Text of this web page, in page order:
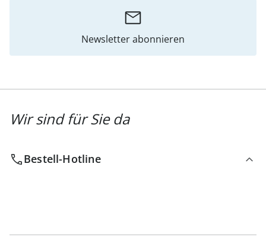
Newsletter abonnieren
Wir sind für Sie da
Bestell-Hotline